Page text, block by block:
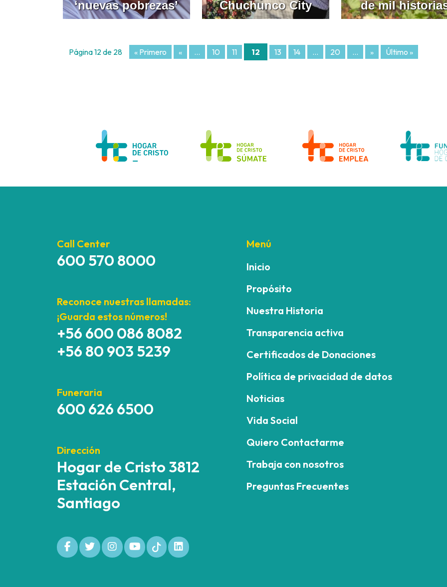
‘nuevas pobrezas’
Chuchunco City
de mil
Página 12 de 28 « Primero « ... 10 11 12 13 14 ... 20 ... » Último »
Call Center
600 570 8000
Reconoce nuestras llamadas:
¡Guarda estos números!
+56 600 086 8082
+56 80 903 5239
Funeraria
600 626 6500
Dirección
Hogar de Cristo 3812
Estación Central,
Santiago
Menú
Inicio
Propósito
Nuestra Historia
Transparencia activa
Certificados de Donaciones
Política de privacidad de datos
Noticias
Vida Social
Quiero Contactarme
Trabaja con nosotros
Preguntas Frecuentes